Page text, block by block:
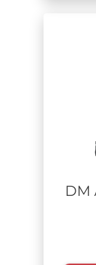
DM